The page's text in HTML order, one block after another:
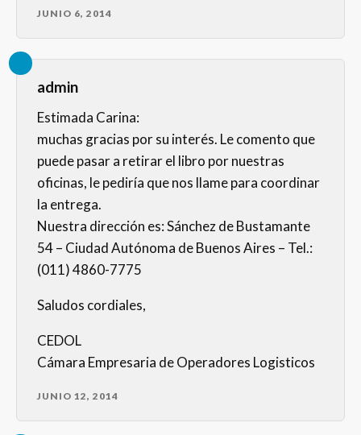
JUNIO 6, 2014
admin
Estimada Carina:
muchas gracias por su interés. Le comento que
puede pasar a retirar el libro por nuestras
oficinas, le pediría que nos llame para coordinar
la entrega.
Nuestra dirección es: Sánchez de Bustamante
54 – Ciudad Autónoma de Buenos Aires – Tel.:
(011) 4860-7775
Saludos cordiales,
CEDOL
Cámara Empresaria de Operadores Logisticos
JUNIO 12, 2014